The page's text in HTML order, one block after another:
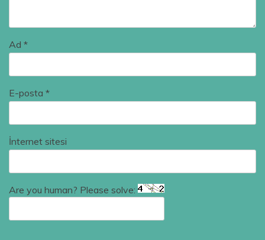
Ad *
E-posta *
İnternet sitesi
Are you human? Please solve: